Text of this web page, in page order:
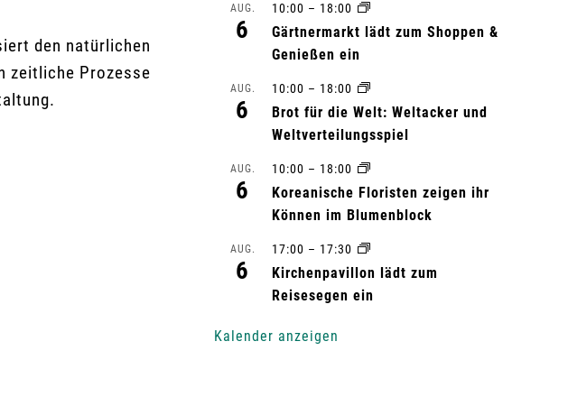
den natürlichen
zeitliche Prozesse
AUG.
6
10:00 – 18:00
Gärtnermarkt lädt zum Shoppen &
Genießen ein
AUG.
6
10:00 – 18:00
Brot für die Welt: Weltacker und
Weltverteilungsspiel
AUG.
6
10:00 – 18:00
Koreanische Floristen zeigen ihr
Können im Blumenblock
AUG.
6
17:00 – 17:30
Kirchenpavillon lädt zum
Reisesegen ein
Kalender anzeigen